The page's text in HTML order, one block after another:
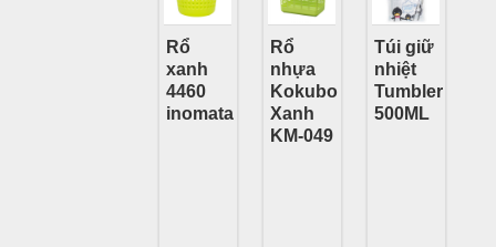
Rổ
xanh
4460
inomata
Rổ
nhựa
Kokubo
Xanh
KM-049
Túi giữ
nhiệt
Tumbler
500ML